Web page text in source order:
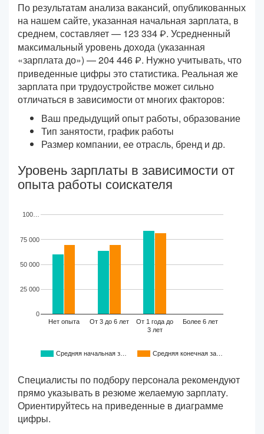
По результатам анализа вакансий, опубликованных
на нашем сайте, указанная начальная зарплата, в
среднем, составляет — 123 334
. Усредненный
максимальный уровень дохода (указанная
«зарплата до») —204 446
. Нужно учитывать, что
приведенные цифры это статистика. Реальная же
зарплата при трудоустройстве может сильно
отличаться в зависимости от многих факторов:
Ваш предыдущий опыт работы, образование
Тип занятости, график работы
Размер компании, ее отрасль, бренд и др.
Уровень зарплаты в зависимости от
опыта работы соискателя
Средняя начальная з… Средняя конечная за…
Нет опыта От 3 до 6 лет
От 1 года до
3 лет
Более 6 лет
0
25 000
50 000
75 000
100…
Специалисты по подбору персонала рекомендуют
прямо указывать в резюме желаемую зарплату.
Ориентируйтесь на приведенные в диаграмме
цифры.